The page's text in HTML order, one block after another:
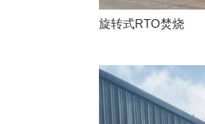
旋转式RTO焚烧